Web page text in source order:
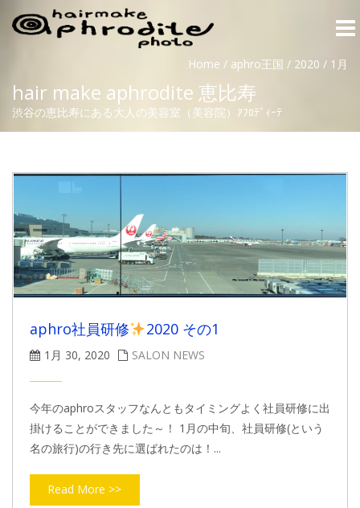
hair make aphrodite 恵比寿
渋谷の恵比寿にある大人の美容室（美容院）ｱﾌﾛﾃﾞｨｰﾃ
Home / aphro王国 / 2020 / 1月
aphro社員研修 2020 その1
1月 30, 2020 SALON NEWS
今年のaphroスタッフなんともタイミングよく社員研修に出
掛けることができました～！ 1月の中旬、社員研修(という
名の旅行)の行き先に選ばれたのは！...
Read More >>